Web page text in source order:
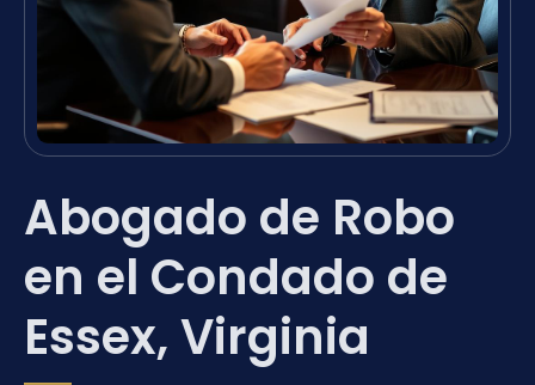
Abogado de Robo
en el Condado de
Essex, Virginia